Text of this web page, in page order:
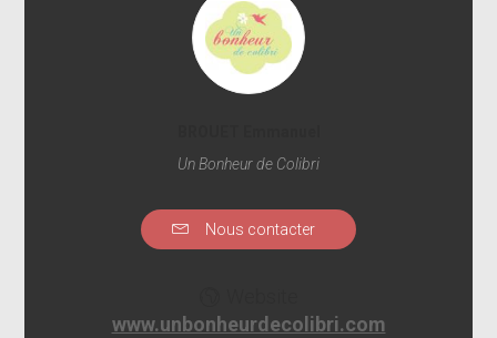
Un Bonheur de Colibri
Nous contacter
www.unbonheurdecolibri.com